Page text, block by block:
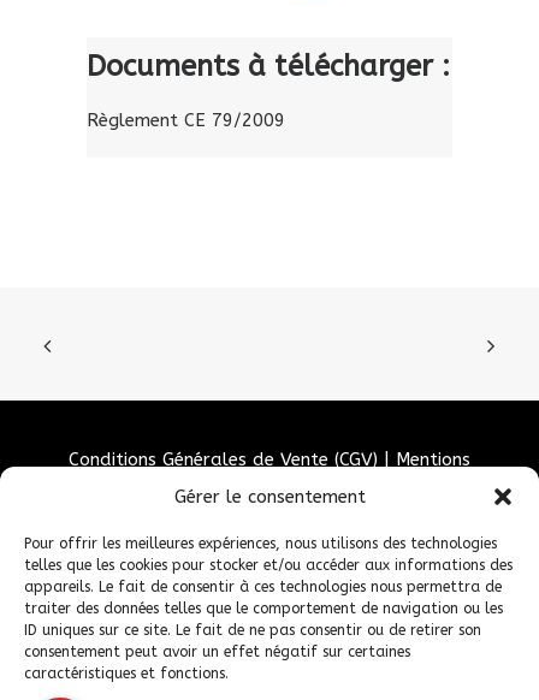
Gérer le consentement
Pour offrir les meilleures expériences, nous utilisons des technologies
telles que les cookies pour stocker et/ou accéder aux informations des
appareils. Le fait de consentir à ces technologies nous permettra de
traiter des données telles que le comportement de navigation ou les
ID uniques sur ce site. Le fait de ne pas consentir ou de retirer son
consentement peut avoir un effet négatif sur certaines
caractéristiques et fonctions.
Documents à télécharger :
Règlement CE 79/2009
Conditions Générales de Vente (CGV)
Mentions
Politique de confidentialité